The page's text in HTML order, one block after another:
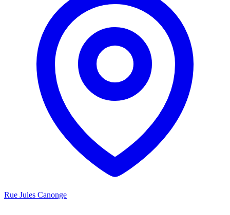
Rue Jules Canonge